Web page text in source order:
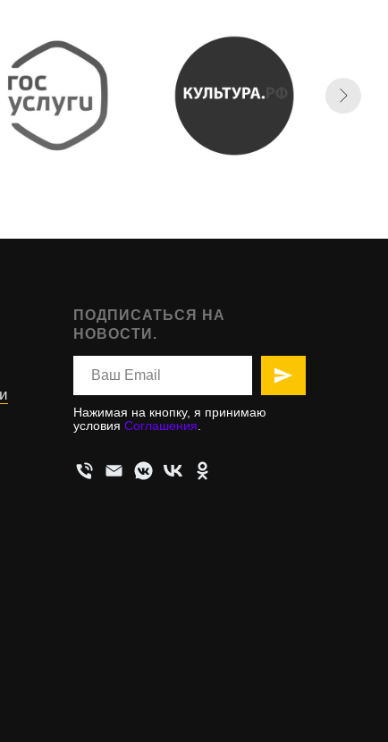
ПОДПИСАТЬСЯ НА
НОВОСТИ.
Нажимая на кнопку, я принимаю
условия Соглашения